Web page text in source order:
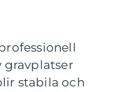
gravplatser
stabila och